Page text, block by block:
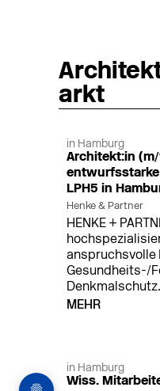
arkt
in Hamburg
Architekt:in
LPH5 in
Henke & Partner
HENKE +
anspruchsvolle
Gesundheits-/
Denkmalschutz.
MEHR
in Hamburg
Wiss.